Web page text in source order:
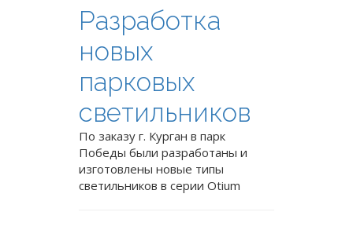
Разработка
новых
парковых
светильников
По заказу г. Курган в парк
Победы были разработаны и
изготовлены новые типы
светильников в серии Otium